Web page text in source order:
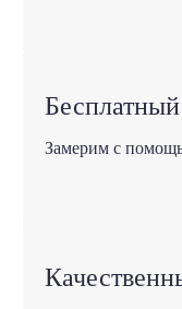
Замерим с